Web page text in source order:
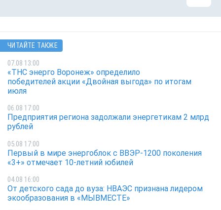
ЧИТАЙТЕ ТАКЖЕ
07.08 13:00
«ТНС энерго Воронеж» определило
победителей акции «Двойная выгода» по итогам
июля
06.08 17:00
Предприятия региона задолжали энергетикам 2 млрд
рублей
05.08 17:00
Первый в мире энергоблок с ВВЭР-1200 поколения
«3+» отмечает 10-летний юбилей
04.08 16:00
От детского сада до вуза: НВАЭС признана лидером
экообразования в «МЫВМЕСТЕ»